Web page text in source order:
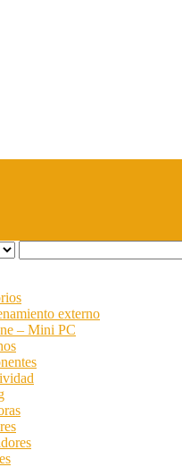
externo
– Mini PC